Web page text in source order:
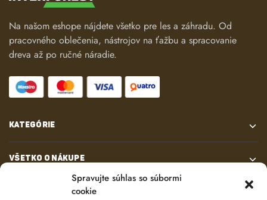
Spravujte súhlas so súbormi
cookie
Na našom eshope nájdete všetko pre les a záhradu. Od
pracovného oblečenia, nástrojov na ťažbu a spracovanie
dreva až po ručné náradie.
KATEGÓRIE
VŠETKO O NÁKUPE